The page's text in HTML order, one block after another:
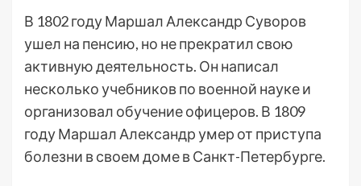
В 1802 году Маршал Александр Суворов
ушел на пенсию, но не прекратил свою
активную деятельность. Он написал
несколько учебников по военной науке и
организовал обучение офицеров. В 1809
году Маршал Александр умер от приступа
болезни в своем доме в Санкт-Петербурге.